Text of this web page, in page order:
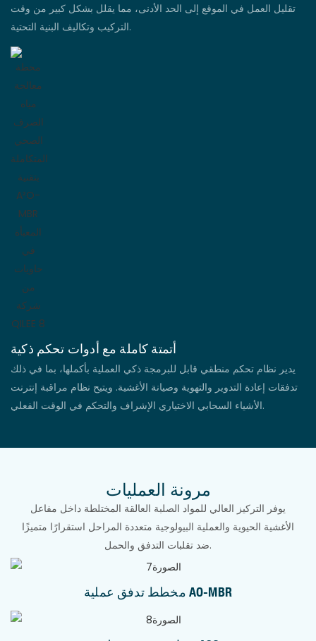
تقليل العمل في الموقع إلى الحد الأدنى، مما يقلل بشكل كبير من وقت
التركيب وتكاليف البنية التحتية.
أتمتة كاملة مع أدوات تحكم ذكية
يدير نظام تحكم منطقي قابل للبرمجة ذكي العملية بأكملها، بما في ذلك
تدفقات إعادة التدوير والتهوية وصيانة الأغشية. ويتيح نظام مراقبة إنترنت
الأشياء السحابي الاختياري الإشراف والتحكم في الوقت الفعلي.
مرونة العمليات
يوفر التركيز العالي للمواد الصلبة العالقة المختلطة داخل مفاعل
الأغشية الحيوية والعملية البيولوجية متعددة المراحل استقرارًا متميزًا
ضد تقلبات التدفق والحمل.
مخطط تدفق عملية AO-MBR